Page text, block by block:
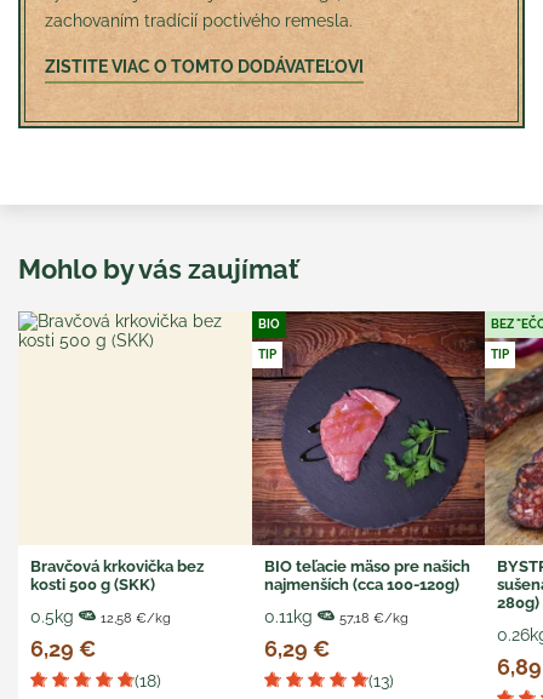
zachovaním tradícií poctivého remesla.
ZISTITE VIAC O TOMTO DODÁVATEĽOVI
Mohlo by vás zaujímať
Bravčová krkovička bez
kosti 500 g (SKK)
0.5kg 12,58 €/kg
6,29 €
(18)
BIO
TIP
BIO teľacie mäso pre našich
najmenších (cca 100-120g)
0.11kg 57,18 €/kg
6,29 €
(13)
BEZ
TIP
280g)